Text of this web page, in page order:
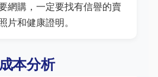
網購，一定要找有信譽的賣
片和健康證明。
本分析